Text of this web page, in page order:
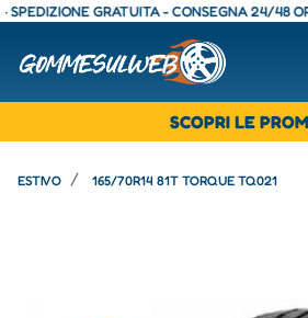
GRATUITA - CONSEGNA 24/48 ORE -
SCOPRI LE
ESTIVO 165/70R14 81T TORQUE TQ021